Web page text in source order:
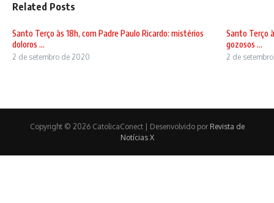
Related Posts
Santo Terço às 18h, com Padre Paulo Ricardo: mistérios
doloros ...
2 de setembro de 2020
Santo Terço
gozosos ...
2 de
Copyright © 2026 CatolicaConect | Desenvolvido por Revista de
Notícias X